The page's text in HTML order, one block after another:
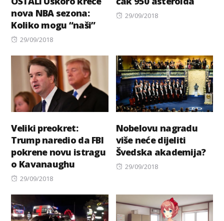
nova NBA sezona:
Koliko mogu “naši”
Posted
29/09/2018
Posted
29/09/2018
Veliki preokret:
Trump naredio da FBI
pokrene novu istragu
o Kavanaughu
Posted
29/09/2018
Nobelovu nagradu
više neće dijeliti
Švedska akademija?
Posted
29/09/2018